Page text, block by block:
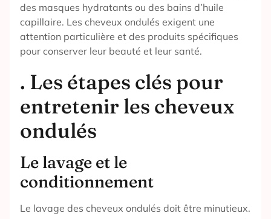
des masques hydratants ou des bains d’huile
capillaire. Les cheveux ondulés exigent une
attention particulière et des produits spécifiques
pour conserver leur beauté et leur santé.
. Les étapes clés pour
entretenir les cheveux
ondulés
Le lavage et le
conditionnement
Le lavage des cheveux ondulés doit être minutieux.